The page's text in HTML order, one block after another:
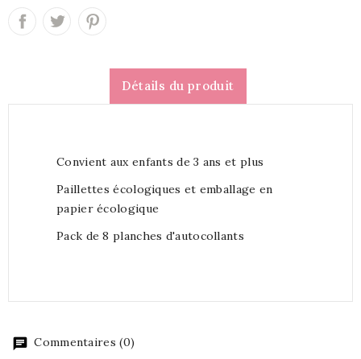
Détails du produit
Convient aux enfants de 3 ans et plus
Paillettes écologiques et emballage en
papier écologique
Pack de 8 planches d'autocollants
Commentaires (0)